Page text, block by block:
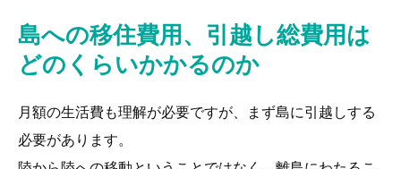
島への移住費用、引越し総費用は
どのくらいかかるのか
月額の生活費も理解が必要ですが、まず島に引越しする
必要があります。